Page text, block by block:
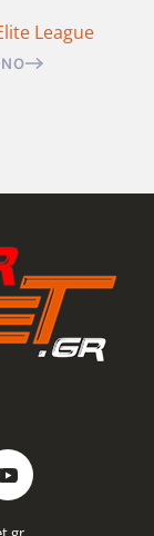
League